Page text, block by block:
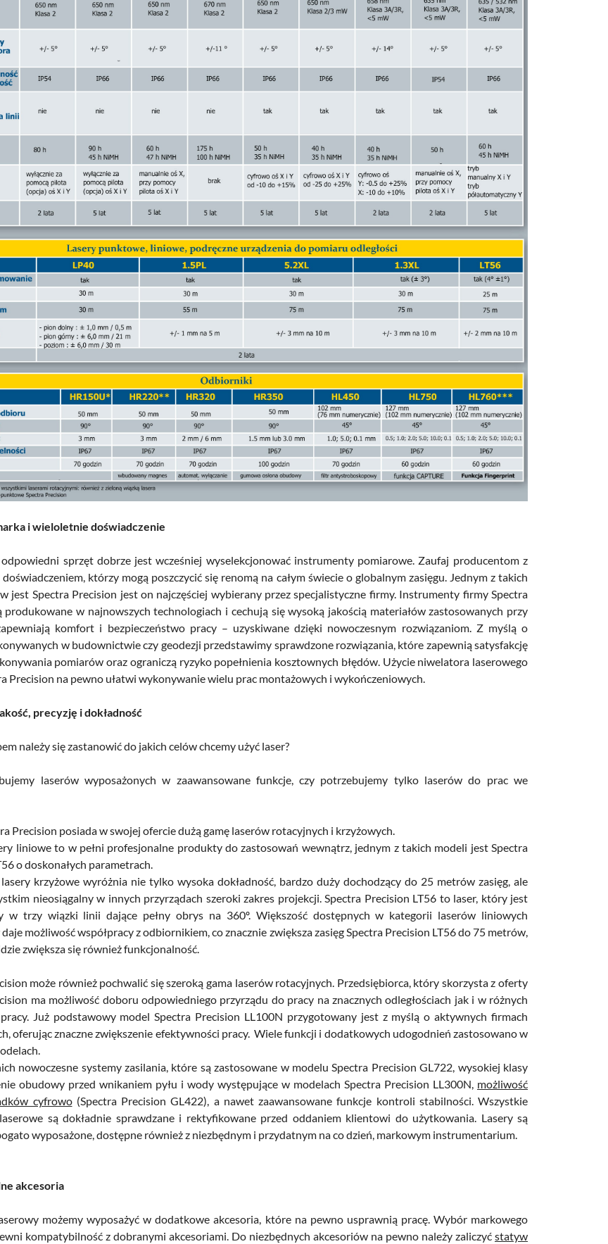
i wieloletnie doświadczenie
sprzęt dobrze jest wcześniej wyselekcjonować instrumenty pomiarowe. Zaufaj producentom z
którzy mogą poszczycić się renomą na całym świecie o globalnym zasięgu. Jednym z takich
jest Spectra Precision jest on najczęściej wybierany przez specjalistyczne firmy. Instrumenty firmy Spectra
produkowane w najnowszych technologiach i cechują się wysoką jakością materiałów zastosowanych przy
komfort i bezpieczeństwo pracy – uzyskiwane dzięki nowoczesnym rozwiązaniom. Z myślą o
w budownictwie czy geodezji przedstawimy sprawdzone rozwiązania, które zapewnią satysfakcję
pomiarów oraz ograniczą ryzyko popełnienia kosztownych błędów. Użycie niwelatora laserowego
Precision na pewno ułatwi wykonywanie wielu prac montażowych i wykończeniowych.
precyzję i dokładność
należy się zastanowić do jakich celów chcemy użyć laser?
laserów wyposażonych w zaawansowane funkcje, czy potrzebujemy tylko laserów do prac we
Precision posiada w swojej ofercie dużą gamę laserów rotacyjnych i krzyżowych.
liniowe to w pełni profesjonalne produkty do zastosowań wewnątrz, jednym z takich modeli jest Spectra
o doskonałych parametrach.
krzyżowe wyróżnia nie tylko wysoka dokładność, bardzo duży dochodzący do 25 metrów zasięg, ale
nieosiągalny w innych przyrządach szeroki zakres projekcji. Spectra Precision LT56 to laser, który jest
w trzy wiązki linii dające pełny obrys na 360º. Większość dostępnych w kategorii laserów liniowych
możliwość współpracy z odbiornikiem, co znacznie zwiększa zasięg Spectra Precision LT56 do 75 metrów,
zwiększa się również funkcjonalność.
może również pochwalić się szeroką gama laserów rotacyjnych. Przedsiębiorca, który skorzysta z oferty
ma możliwość doboru odpowiedniego przyrządu do pracy na znacznych odległościach jak i w różnych
Już podstawowy model Spectra Precision LL100N przygotowany jest z myślą o aktywnych firmach
oferując znaczne zwiększenie efektywności pracy. Wiele funkcji i dodatkowych udogodnień zastosowano w
nowoczesne systemy zasilania, które są zastosowane w modelu Spectra Precision GL722, wysokiej klasy
obudowy przed wnikaniem pyłu i wody występujące w modelach Spectra Precision LL300N, możliwość
cyfrowo(Spectra Precision GL422), a nawet zaawansowane funkcje kontroli stabilności. Wszystkie
są dokładnie sprawdzane i rektyfikowane przed oddaniem klientowi do użytkowania. Lasery są
wyposażone, dostępne również z niezbędnym i przydatnym na co dzień, markowym instrumentarium.
akcesoria
możemy wyposażyć w dodatkowe akcesoria, które na pewno usprawnią pracę. Wybór markowego
kompatybilność z dobranymi akcesoriami. Do niezbędnych akcesoriów na pewno należy zaliczyć statyw